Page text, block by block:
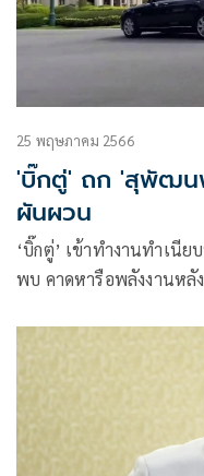
25 พฤษภาคม 2566
'บิ๊กตู่' ถก 'สุพัฒน
ผันผวน
‘บิ๊กตู่’ เข้าทำงานทำเนี
พบ คาดหารือพลังงานหลั